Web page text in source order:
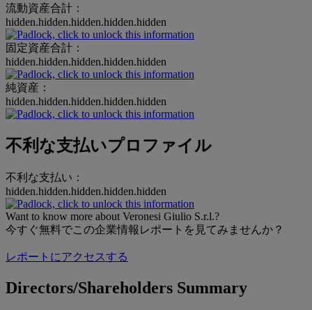
流動資産合計：
hidden.hidden.hidden.hidden.hidden
固定資産合計：
hidden.hidden.hidden.hidden.hidden
純資産：
hidden.hidden.hidden.hidden.hidden
不利な支払いプロファイル
不利な支払い：
hidden.hidden.hidden.hidden.hidden
Want to know more about Veronesi Giulio S.r.l.?
今すぐ無料でこの企業情報レポートを見てみませんか？
レポートにアクセスする
Directors/Shareholders Summary